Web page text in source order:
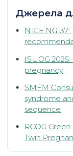
Джерела
NICE
ISUOG
pregnancy
SMFM
syndrome
sequence
RCOG
Twin